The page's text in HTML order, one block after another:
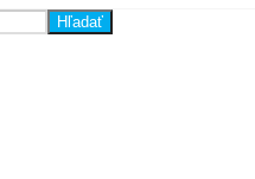
Hľadať